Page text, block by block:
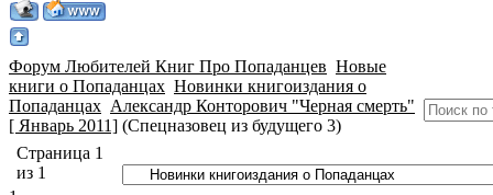
Форум Любителей Книг Про Попаданцев Новые
книги о Попаданцах Новинки книгоиздания о
Попаданцах Александр Конторович "Черная смерть"
[ Январь 2011] (Спецназовец из будущего 3)
Страница 1
из 1